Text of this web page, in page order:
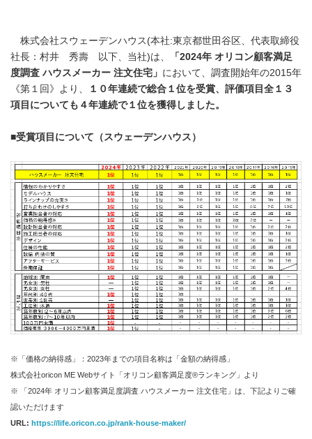
株式会社スウェーデンハウス(本社:東京都世田谷区、代表取締役
社長：村井 秀壽 以下、当社)は、
「 2024年 オリコン顧客満足
度調査 ハウスメーカー 注文住宅」 において、調査開始年の2015年
《第１回》より、
１０年連続で総合１位を受賞、評価項目全１３
項目についても４年連続で１位を獲得しました。
■受賞項目について（スウェーデンハウス）
※「価格の納得感」：2023年までの項目名称は「金額の納得感」
株式会社oricon ME Webサイト「オリコン顧客満足度®ランキング」より
※ 「2024年 オリコン顧客満足度調査 ハウスメーカー 注文住宅」は、下記よりご確
認いただけます
URL: https://life.oricon.co.jp/rank-house-maker/